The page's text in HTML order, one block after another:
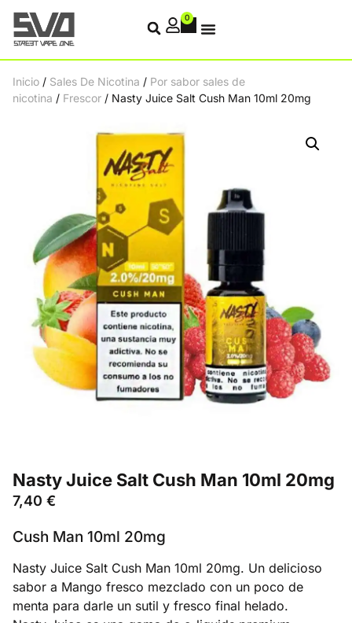
0
Inicio / Sales De Nicotina / Por sabor sales de
nicotina / Frescor / Nasty Juice Salt Cush Man 10ml 20mg
Nasty Juice Salt Cush Man 10ml 20mg
7,40 €
Cush Man 10ml 20mg
Nasty Juice Salt Cush Man 10ml 20mg. Un delicioso
sabor a Mango fresco mezclado con un poco de
menta para darle un sutil y fresco final helado.